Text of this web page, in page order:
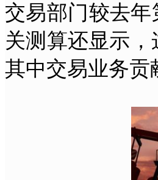
交易部门较去
关测算还显示
其中交易业务贡